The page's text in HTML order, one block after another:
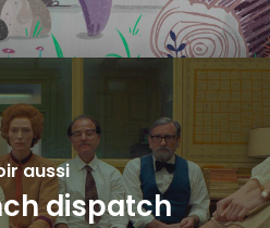
aussi
dispatch